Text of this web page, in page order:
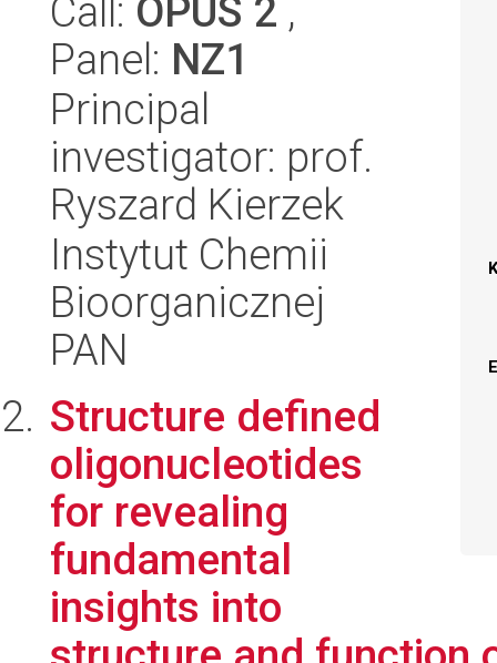
Call: OPUS 2 ,
Panel: NZ1
Principal
investigator: prof.
Ryszard Kierzek
Instytut Chemii
Bioorganicznej
PAN
Structure defined
oligonucleotides
for revealing
fundamental
insights into